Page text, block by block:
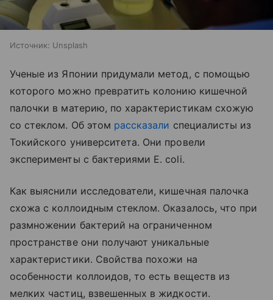
Источник: Unsplash
Ученые из Японии придумали метод, с помощью
которого можно превратить колонию кишечной
палочки в материю, по характеристикам схожую
со стеклом. Об этом рассказали специалисты из
Токийского университета. Они провели
эксперименты с бактериями E. coli.
Как выяснили исследователи, кишечная палочка
схожа с коллоидным стеклом. Оказалось, что при
размножении бактерий на ограниченном
пространстве они получают уникальные
характеристики. Свойства похожи на
особенности коллоидов, то есть веществ из
мелких частиц, взвешенных в жидкости.